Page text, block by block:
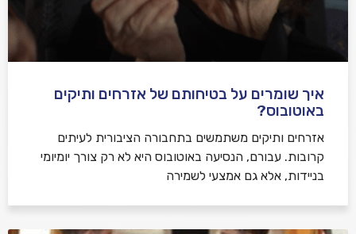
איך שומרים על בטיחותם של אזרחים ותיקים
באוטובוס?
אזרחים ותיקים משתמשים בתחבורה הציבורית לעיתים
קרובות. עבורם, הנסיעה באוטובוס היא לא רק צורך יומיומי
בניידות, אלא גם אמצעי לשמירה